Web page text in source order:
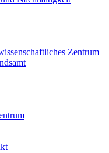
Zentrum